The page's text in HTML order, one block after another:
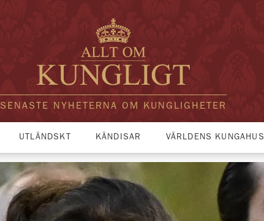
SENASTE NYHETERNA OM KUNGLIGHETER
UTLÄNDSKT KÄNDISAR VÄRLDENS KUNGAHUS